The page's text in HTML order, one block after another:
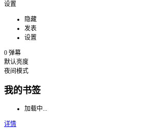
设置
隐藏
发表
设置
0 弹幕
默认亮度
夜间模式
我的书签
加载中...
详情